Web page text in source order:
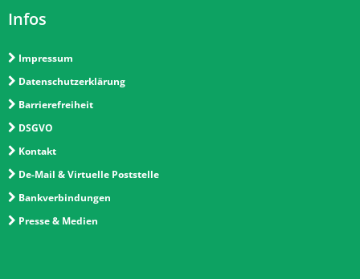
Infos
Impressum
Datenschutzerklärung
Barrierefreiheit
DSGVO
Kontakt
De-Mail & Virtuelle Poststelle
Bankverbindungen
Presse & Medien